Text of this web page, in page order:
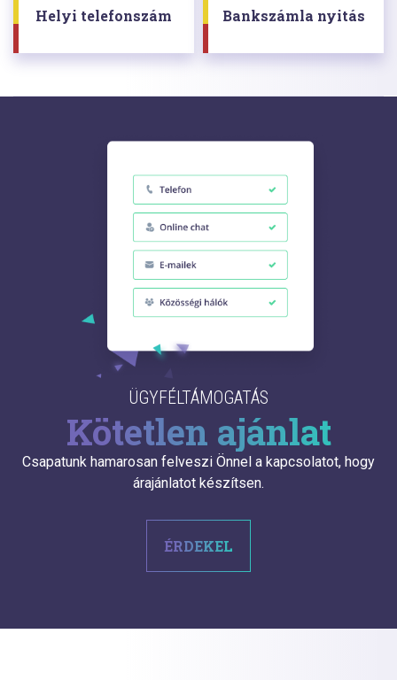
Helyi telefonszám Bankszámla nyitás
ÜGYFÉLTÁMOGATÁS
Kötetlen ajánlat
Csapatunk hamarosan felveszi Önnel a kapcsolatot, hogy
árajánlatot készítsen.
ÉRDEKEL